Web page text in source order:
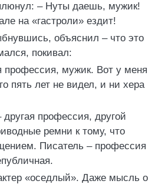
– Нуты даешь, мужик!
на «гастроли» ездит!
объяснил – что это
покивал:
профессия, мужик. Вот у меня
пять лет не видел, и ни хера
другая профессия, другой
ремни к тому, что
Писатель – профессия
«оседлый». Даже мысль о